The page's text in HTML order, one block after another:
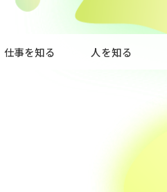
仕事を知る 人を知る